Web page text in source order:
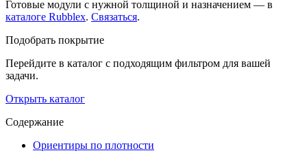
Готовые модули с нужной толщиной и назначением — в
каталоге Rubblex. Связаться.
Подобрать покрытие
Перейдите в каталог с подходящим фильтром для вашей
задачи.
Открыть каталог
Содержание
Ориентиры по плотности